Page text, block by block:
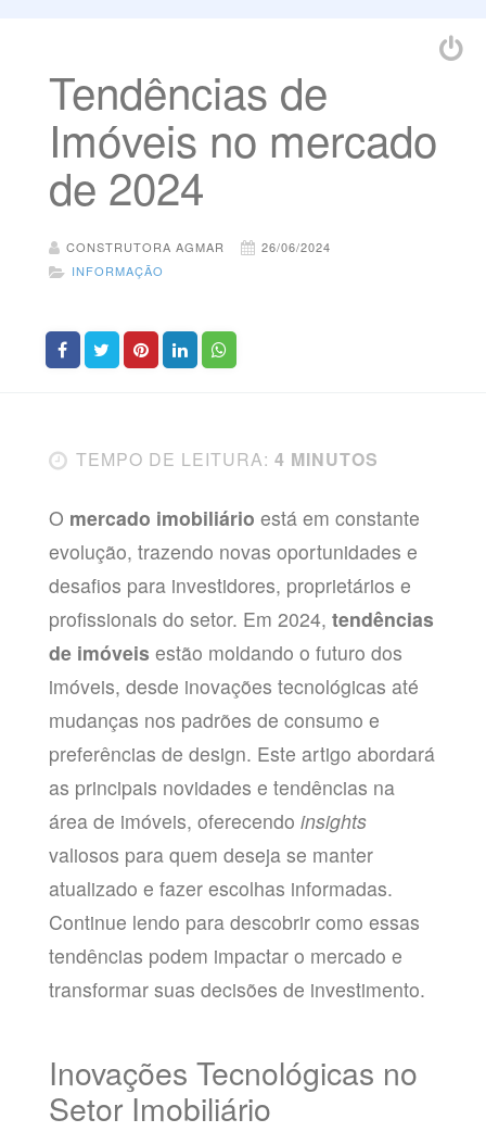
Tendências de
Imóveis no mercado
de 2024
CONSTRUTORA AGMAR
26/06/2024
INFORMAÇÃO
TEMPO DE LEITURA: 4 MINUTOS
O mercado imobiliário está em constante
evolução, trazendo novas oportunidades e
desafios para investidores, proprietários e
profissionais do setor. Em 2024, tendências
de imóveis estão moldando o futuro dos
imóveis, desde inovações tecnológicas até
mudanças nos padrões de consumo e
preferências de design. Este artigo abordará
as principais novidades e tendências na
área de imóveis, oferecendo insights
valiosos para quem deseja se manter
atualizado e fazer escolhas informadas.
Continue lendo para descobrir como essas
tendências podem impactar o mercado e
transformar suas decisões de investimento.
Inovações Tecnológicas no
Setor Imobiliário